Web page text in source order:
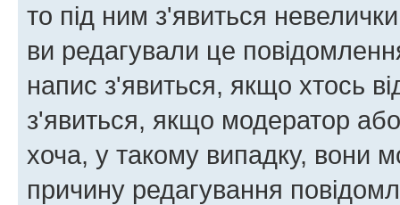
то під ним з'явиться
ви редагували це
напис з'явиться, якщо хтось
з'явиться, якщо модератор
хоча, у такому випадку, вони
причину редагування